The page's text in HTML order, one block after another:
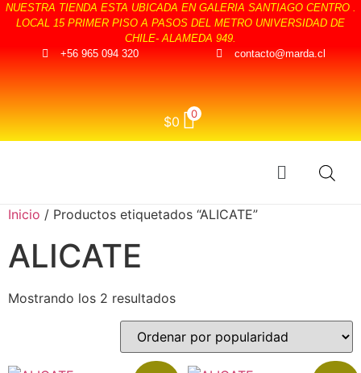
NUESTRA TIENDA ESTA UBICADA EN GALERIA SANTIAGO CENTRO .
LOCAL 15 PRIMER PISO A PASOS DEL METRO UNIVERSIDAD DE
CHILE- ALAMEDA 949.
+56 965 094 320
contacto@marda.cl
$0 0
Inicio / Productos etiquetados “ALICATE”
ALICATE
Mostrando los 2 resultados